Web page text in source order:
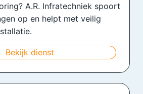
A.R. Infratechniek spoort
op en helpt met veilig
Bekijk dienst